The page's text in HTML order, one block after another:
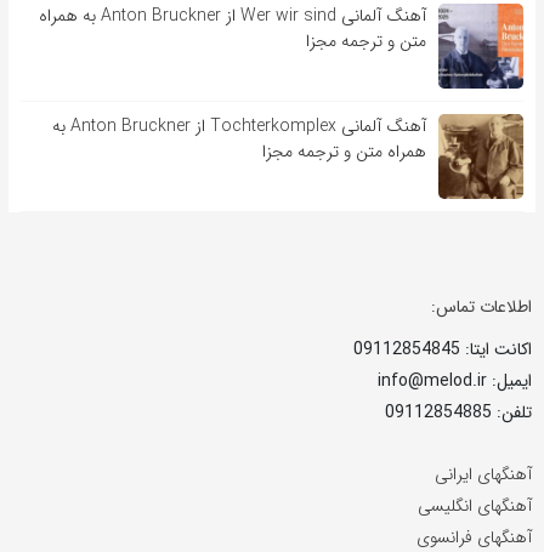
آهنگ آلمانی Wer wir sind از Anton Bruckner به همراه
متن و ترجمه مجزا
آهنگ آلمانی Tochterkomplex از Anton Bruckner به
همراه متن و ترجمه مجزا
اطلاعات تماس:
اکانت ایتا: 09112854845
ایمیل: info@melod.ir
تلفن: 09112854885
آهنگهای ایرانی
آهنگهای انگلیسی
آهنگهای فرانسوی